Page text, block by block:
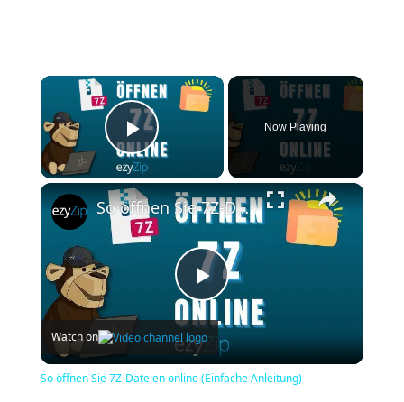
×
Play Video
Now Playing
×
Play
Video
So öffnen Sie 7Z-Dateien online (Einfache Anleitung)
Watch on
So öffnen Sie 7Z-Dateien online (Einfache Anleitung)